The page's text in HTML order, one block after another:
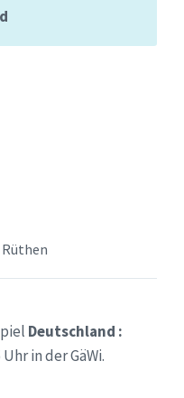
Deutschland :
in der GäWi.